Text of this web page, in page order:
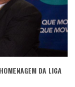
DA LIGA